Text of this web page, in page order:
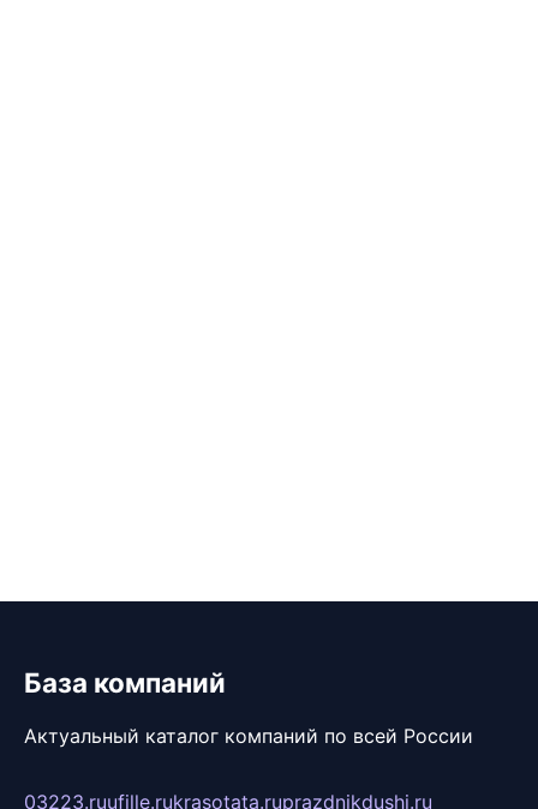
База компаний
Актуальный каталог компаний по всей России
03223.ruufille.rukrasotata.ruprazdnikdushi.ru